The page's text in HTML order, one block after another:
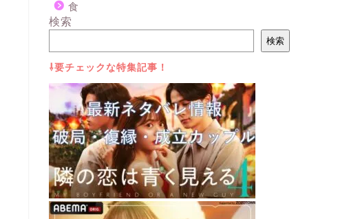
食
検索
検索
⇩要チェックな特集記事！